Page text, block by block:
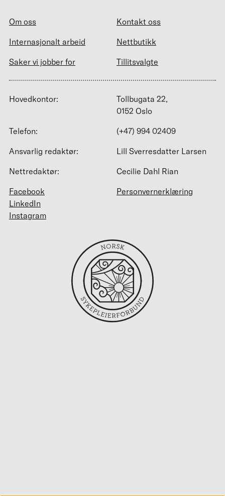
Om oss
Kontakt oss
Internasjonalt arbeid
Nettbutikk
Saker vi jobber for
Tillitsvalgte
Hovedkontor:
Tollbugata 22,
0152 Oslo
Telefon:
(+47) 994 02409
Ansvarlig redaktør:
Lill Sverresdatter Larsen
Nettredaktør:
Cecilie Dahl Rian
Facebook
LinkedIn
Instagram
Personvernerklæring